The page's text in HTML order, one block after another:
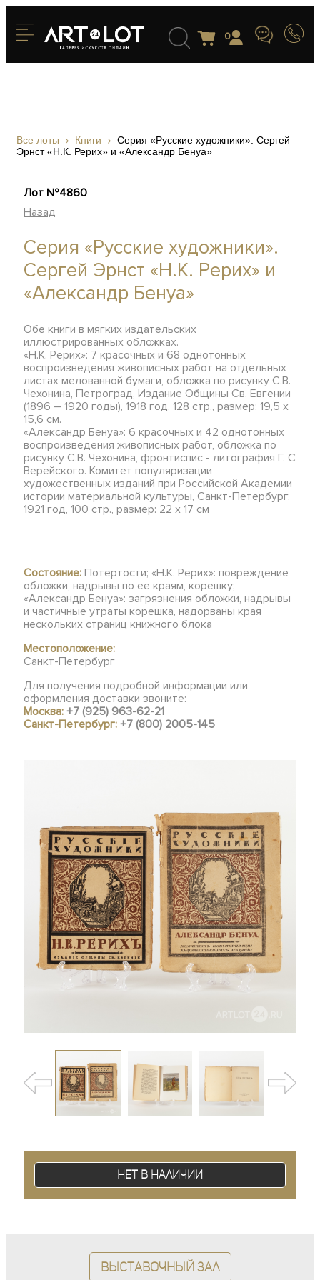
0
Все лоты Книги
Серия «Русские художники». Сергей
Эрнст «Н.К. Рерих» и «Александр Бенуа»
Лот №4860
Назад
Серия «Русские художники».
Сергей Эрнст «Н.К. Рерих» и
«Александр Бенуа»
Обе книги в мягких издательских
иллюстрированных обложках.
«Н.К. Рерих»: 7 красочных и 68 однотонных
воспроизведения живописных работ на отдельных
листах мелованной бумаги, обложка по рисунку С.В.
Чехонина, Петроград, Издание Общины Св. Евгении
(1896 – 1920 годы), 1918 год, 128 стр., размер: 19,5 х
15,6 см.
«Александр Бенуа»: 6 красочных и 42 однотонных
воспроизведения живописных работ, обложка по
рисунку С.В. Чехонина, фронтиспис - литография Г. С
Верейского. Комитет популяризации
художественных изданий при Российской Академии
истории материальной культуры, Санкт-Петербург,
1921 год, 100 стр., размер: 22 х 17 см
Состояние: Потертости; «Н.К. Рерих»: повреждение
обложки, надрывы по ее краям, корешку;
«Александр Бенуа»: загрязнения обложки, надрывы
и частичные утраты корешка, надорваны края
нескольких страниц книжного блока
Местоположение:
Санкт-Петербург
Для получения подробной информации или
оформления доставки звоните:
Москва:+7 (925) 963-62-21
Санкт-Петербург:+7 (800) 2005-145
Нет в наличии
Выставочный зал